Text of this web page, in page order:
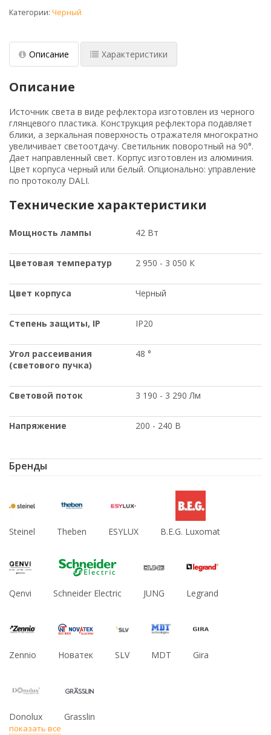
Категории: Черный
Описание Характеристики
Описание
Источник света в виде рефлектора изготовлен из черного
глянцевого пластика. Конструкция рефлектора подавляет
блики, а зеркальная поверхность отражателя многократно
увеличивает светоотдачу. Светильник поворотный на 90°.
Дает направленный свет. Корпус изготовлен из алюминия.
Цвет корпуса черный или белый. Опционально: управление
по протоколу DALI.
Технические характеристики
Мощность лампы 42 Вт
Цветовая температур 2 950 - 3 050 К
Цвет корпуса Черный
Степень защиты, IP IP20
Угол рассеивания
(светового пучка)
48 °
Световой поток 3 190 - 3 290 Лм
Напряжение 200 - 240 В
Бренды
Steinel Theben ESYLUX B.E.G. Luxomat
Qenvi Schneider Electric JUNG Legrand
Zennio Новатек SLV MDT Gira
Donolux Grasslin
показать все